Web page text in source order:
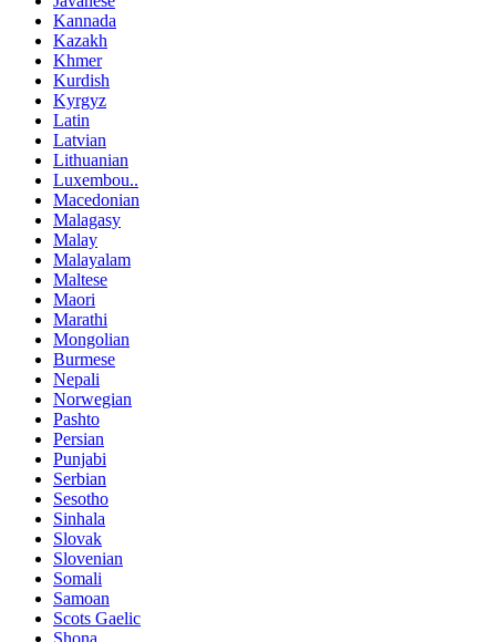
Kannada
Kazakh
Khmer
Kurdish
Kyrgyz
Latin
Latvian
Lithuanian
Luxembou..
Macedonian
Malagasy
Malay
Malayalam
Maltese
Maori
Marathi
Mongolian
Burmese
Nepali
Norwegian
Pashto
Persian
Punjabi
Serbian
Sesotho
Sinhala
Slovak
Slovenian
Somali
Samoan
Scots Gaelic